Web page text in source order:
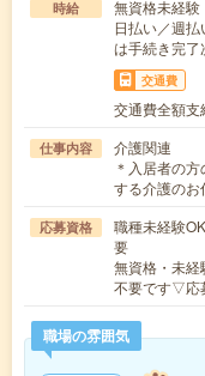
時給
無資格未経
日払い／週
は手続き完了
交通費
交通費全額支
仕事内容
介護関連
＊入居者の
する介護の
応募資格
職種未経験
要
無資格・未
不要です▽応
職場の雰囲気